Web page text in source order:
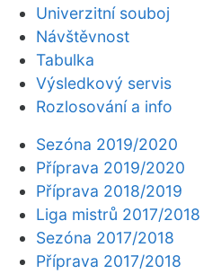
Univerzitní souboj
Návštěvnost
Tabulka
Výsledkový servis
Rozlosování a info
Sezóna 2019/2020
Příprava 2019/2020
Příprava 2018/2019
Liga mistrů 2017/2018
Sezóna 2017/2018
Příprava 2017/2018